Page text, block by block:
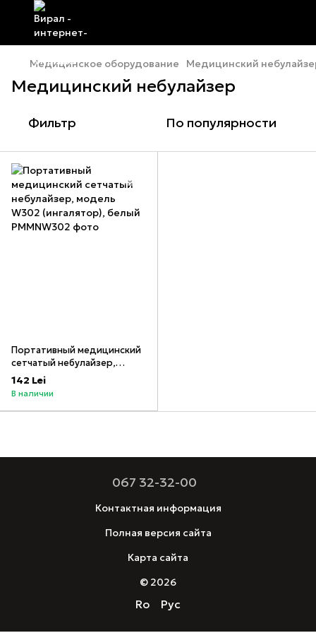
Медицинское оборудование Медицинский
Медицинский небулайзер
Фильтр По популярности
Портативный медицинский
сетчатый небулайзер,
модель W302 (ингалятор),
белый
142 Lei
В наличии
067 32-32-00
Контактная информация
Полная версия сайта
Карта сайта
© 2026
Ro Рус